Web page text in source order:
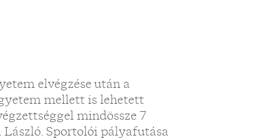
elvégzése után a
mellett is lehetett
mindössze 7
Sportolói pályafutása